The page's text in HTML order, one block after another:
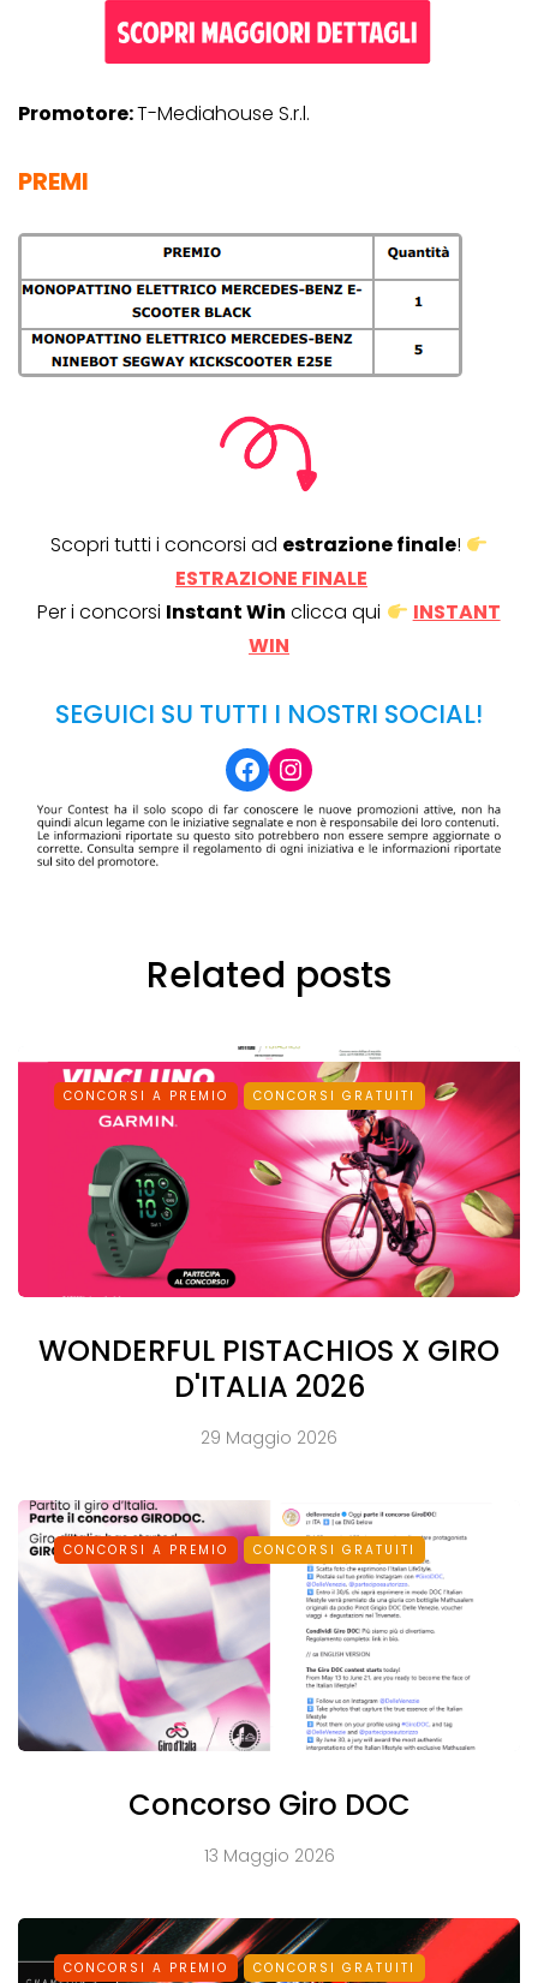
Promotore:T-Mediahouse S.r.l.
PREMI
Scopri tutti i concorsi ad estrazione finale!
ESTRAZIONE FINALE
Per i concorsi Instant Win clicca qui
INSTANT
WIN
SEGUICI SU TUTTI I NOSTRI SOCIAL!
Facebook
Instagram
Related posts
CONCORSI A PREMIO CONCORSI GRATUITI
WONDERFUL PISTACHIOS X GIRO
D'ITALIA 2026
29 Maggio 2026
CONCORSI A PREMIO CONCORSI GRATUITI
Concorso Giro DOC
13 Maggio 2026
CONCORSI A PREMIO CONCORSI GRATUITI